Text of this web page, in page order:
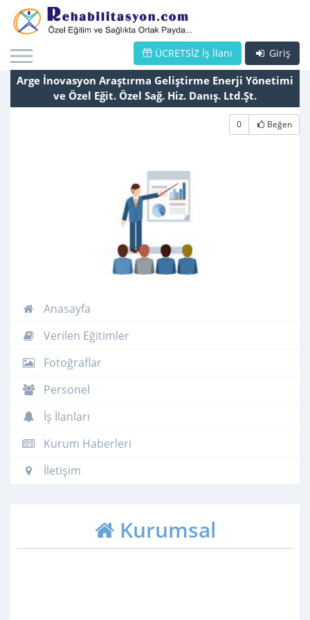
Giriş
ÜCRETSİZ İş İlanı
Arge İnovasyon Araştırma Geliştirme Enerji Yönetimi
ve Özel Eğit. Özel Sağ. Hiz. Danış. Ltd.Şt.
0 Beğen
Anasayfa
Verilen Eğitimler
Fotoğraflar
Personel
İş İlanları
Kurum Haberleri
İletişim
Kurumsal